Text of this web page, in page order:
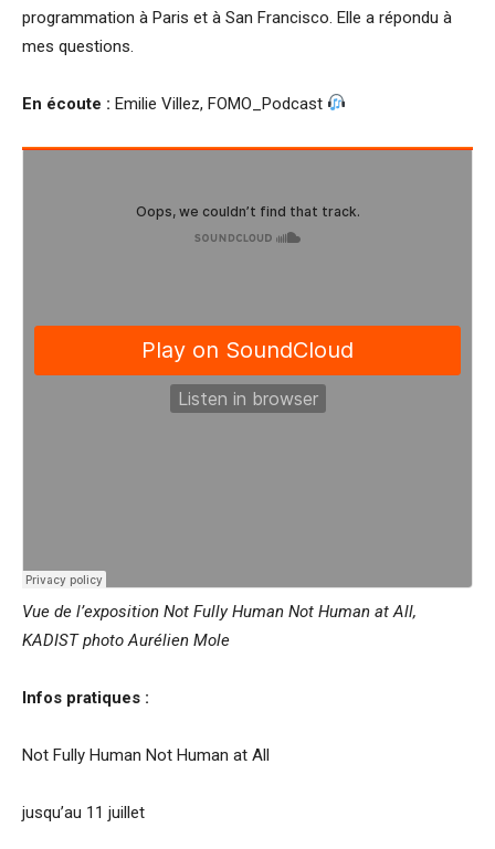
programmation à Paris et à San Francisco. Elle a répondu à
mes questions.
En écoute : Emilie Villez, FOMO_Podcast
Vue de l’exposition Not Fully Human Not Human at All,
KADIST photo Aurélien Mole
Infos pratiques :
Not Fully Human Not Human at All
jusqu’au 11 juillet